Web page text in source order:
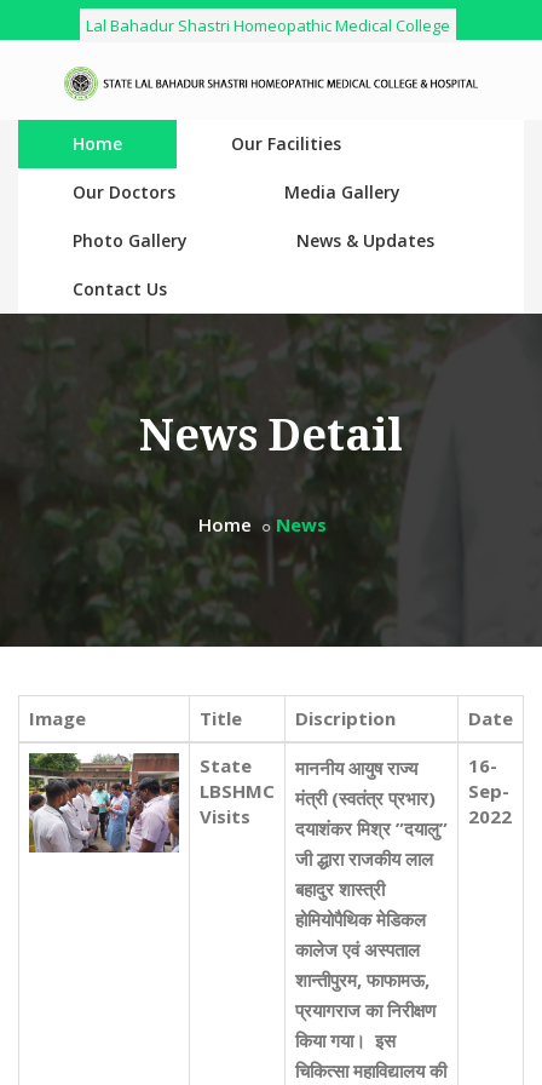
Lal Bahadur Shastri Homeopathic Medical College
Home Our Facilities
Our Doctors Media Gallery
Photo Gallery News & Updates
Contact Us
News Detail
Home News
Image Title Discription
Date
State
LBSHMC
Visits
माननीय आयुष राज्य
मंत्री (स्वतंत्र प्रभार)
दयाशंकर मिश्र ”दयालु”
जी द्धारा राजकीय लाल
बहादुर शास्त्री
होमियोपैथिक मेडिकल
कालेज एवं अस्पताल
शान्तीपुरम, फाफामऊ,
प्रयागराज का निरीक्षण
किया गया। इस
चिकित्सा महाविद्यालय की
16-
Sep-
2022